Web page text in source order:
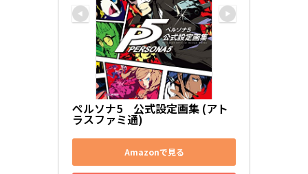
ペルソナ5　公式設定画集 (アト
ラスファミ通)
Amazonで見る